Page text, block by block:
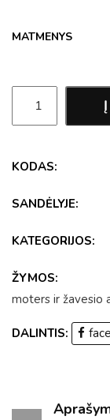
MATMENYS
KODAS:
SANDĖLYJE:
KATEGORIJOS:
ŽYMOS:
moters ir žavesio
DALINTIS: